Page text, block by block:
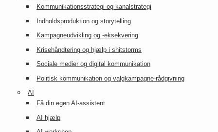
Kommunikationsstrategi og kanalstrategi
Indholdsproduktion og storytelling
Kampagneudvikling og -eksekvering
Krisehåndtering og hjælp i shitstorms
Sociale medier og digital kommunikation
Politisk kommunikation og valgkampagne-rådgivning
AI
Få din egen AI-assistent
AI hjælp